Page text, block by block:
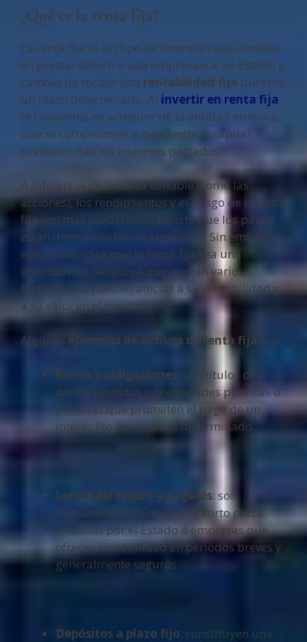
¿Qué es la renta fija?
La renta fija es un tipo de inversión que consiste
en prestar dinero a una empresa o a un Estado a
cambio de recibir una rentabilidad fija durante
un plazo determinado. Al invertir en renta fija,
te conviertes en acreedor de la entidad emisora,
que se compromete a devolverte el capital
prestado más los intereses pactados.
A diferencia de la renta variable (como las
acciones), los rendimientos y el riesgo de la renta
fija son más predecibles, puesto que los pagos
están determinados de antemano. Sin embargo,
esto no significa que la renta fija sea una
inversión sin riesgo, ya que existen varios
factores que pueden afectar a su rentabilidad y
a su valor en el mercado.
Algunos ejemplos de activos de renta fija son:
Bonos y obligaciones: son títulos de
deuda emitidos por entidades públicas o
privadas que prometen el pago de un
interés fijo en un plazo determinado.
Letras del tesoro y pagarés: son
instrumentos de deuda de corto plazo
emitidos por el Estado o empresas que
ofrecen rentabilidad en periodos breves y
generalmente seguros.
Depósitos a plazo fijo: constituyen una